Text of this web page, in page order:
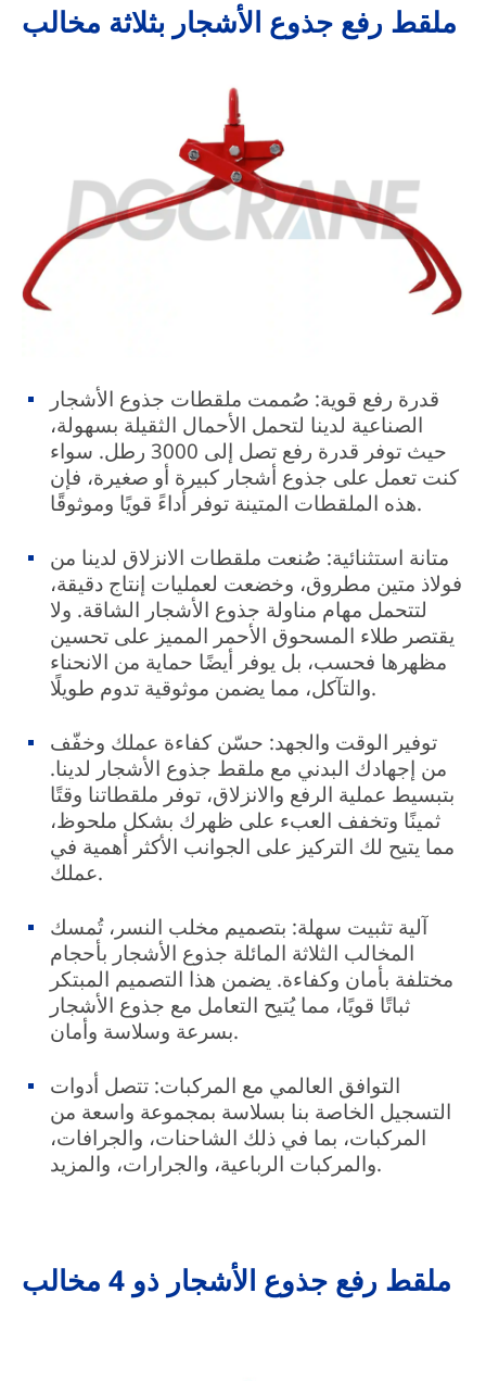
ملقط رفع جذوع الأشجار بثلاثة مخالب
قدرة رفع قوية: صُممت ملقطات جذوع الأشجار
الصناعية لدينا لتحمل الأحمال الثقيلة بسهولة،
حيث توفر قدرة رفع تصل إلى 3000 رطل. سواء
كنت تعمل على جذوع أشجار كبيرة أو صغيرة، فإن
هذه الملقطات المتينة توفر أداءً قويًا وموثوقًا.
متانة استثنائية: صُنعت ملقطات الانزلاق لدينا من
فولاذ متين مطروق، وخضعت لعمليات إنتاج دقيقة،
لتتحمل مهام مناولة جذوع الأشجار الشاقة. ولا
يقتصر طلاء المسحوق الأحمر المميز على تحسين
مظهرها فحسب، بل يوفر أيضًا حماية من الانحناء
والتآكل، مما يضمن موثوقية تدوم طويلًا.
توفير الوقت والجهد: حسّن كفاءة عملك وخفّف
من إجهادك البدني مع ملقط جذوع الأشجار لدينا.
بتبسيط عملية الرفع والانزلاق، توفر ملقطاتنا وقتًا
ثمينًا وتخفف العبء على ظهرك بشكل ملحوظ،
مما يتيح لك التركيز على الجوانب الأكثر أهمية في
عملك.
آلية تثبيت سهلة: بتصميم مخلب النسر، تُمسك
المخالب الثلاثة المائلة جذوع الأشجار بأحجام
مختلفة بأمان وكفاءة. يضمن هذا التصميم المبتكر
ثباتًا قويًا، مما يُتيح التعامل مع جذوع الأشجار
بسرعة وسلاسة وأمان.
التوافق العالمي مع المركبات: تتصل أدوات
التسجيل الخاصة بنا بسلاسة بمجموعة واسعة من
المركبات، بما في ذلك الشاحنات، والجرافات،
والمركبات الرباعية، والجرارات، والمزيد.
ملقط رفع جذوع الأشجار ذو 4 مخالب